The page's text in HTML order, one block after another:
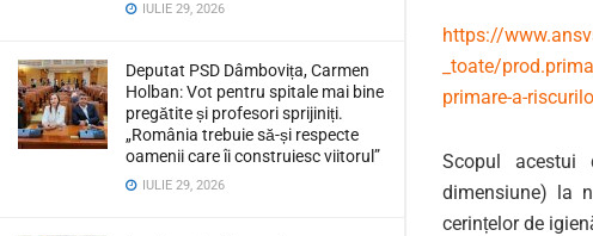
IULIE 29, 2026
Deputat PSD Dâmbovița, Carmen
Holban: Vot pentru spitale mai bine
pregătite și profesori sprijiniți.
„România trebuie să-și respecte
oamenii care îi construiesc viitorul”
IULIE 29, 2026
https://
_toate/
primare-a-
Scopul acestui
dimensiune) la
cerințelor de